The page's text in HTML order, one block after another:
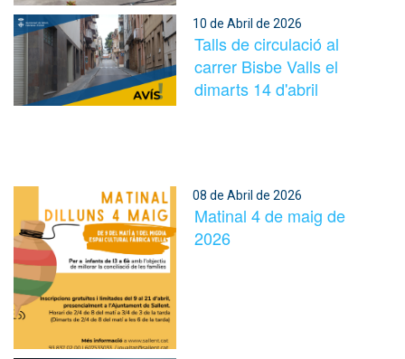
10 de Abril de 2026
Talls de circulació al
carrer Bisbe Valls el
dimarts 14 d'abril
08 de Abril de 2026
Matinal 4 de maig de
2026